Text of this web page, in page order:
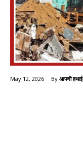
May 12, 2026 By आपणी हथाई